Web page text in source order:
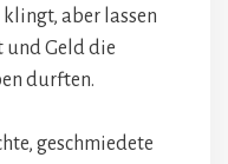
aber lassen
und Geld die
durften.
geschmiedete